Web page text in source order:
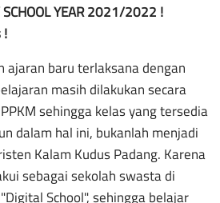
YEAR 2021/2022 !
!
ajaran baru terlaksana dengan
masih dilakukan secara
sehingga kelas yang tersedia
dalam hal ini, bukanlah menjadi
Kalam Kudus Padang. Karena
sebagai sekolah swasta di
School", sehingga belajar